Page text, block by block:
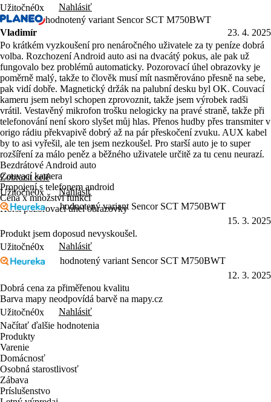
Užitočné0x
Nahlásiť
hodnotený variant Sencor SCT M750BWT
Vladimír
23. 4. 2025
Po krátkém vyzkoušení pro nenáročného uživatele za ty peníze dobrá
volba. Rozchození Android auto asi na dvacátý pokus, ale pak už
fungovalo bez problémů automaticky. Pozorovací úhel obrazovky je
poměrně malý, takže to člověk musí mít nasměrováno přesně na sebe,
pak vidí dobře. Magnetický držák na palubní desku byl OK. Couvací
kameru jsem nebyl schopen zprovoznit, takže jsem výrobek radši
vrátil. Vestavěný mikrofon trošku nelogicky na pravé straně, takže při
telefonování není skoro slyšet můj hlas. Přenos hudby přes transmiter v
origo rádiu překvapivě dobrý až na pár přeskočení zvuku. AUX kabel
by to asi vyřešil, ale ten jsem nezkoušel. Pro starší auto je to super
rozšíření za málo peněz a běžného uživatele určitě za tu cenu neurazí.
Bezdrátové Android auto
Couvací kamera
Propojení s telefonem android
Cena x množství funkcí
Horší pozorovací úhel obrazovky
Zobrazit celé
Užitočné0x
Nahlásiť
hodnotený variant Sencor SCT M750BWT
15. 3. 2025
Produkt jsem doposud nevyskoušel.
Užitočné0x
Nahlásiť
hodnotený variant Sencor SCT M750BWT
12. 3. 2025
Dobrá cena za přiměřenou kvalitu
Barva mapy neodpovídá barvě na mapy.cz
Užitočné0x
Nahlásiť
Načítať ďalšie hodnotenia
Produkty
Varenie
Domácnosť
Osobná starostlivosť
Zábava
Príslušenstvo